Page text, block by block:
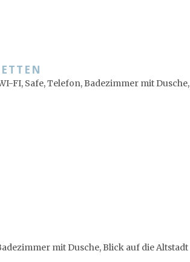
FI, Safe, Telefon, Badezimmer mit Dusche,
mit Dusche, Blick auf die Altstadt